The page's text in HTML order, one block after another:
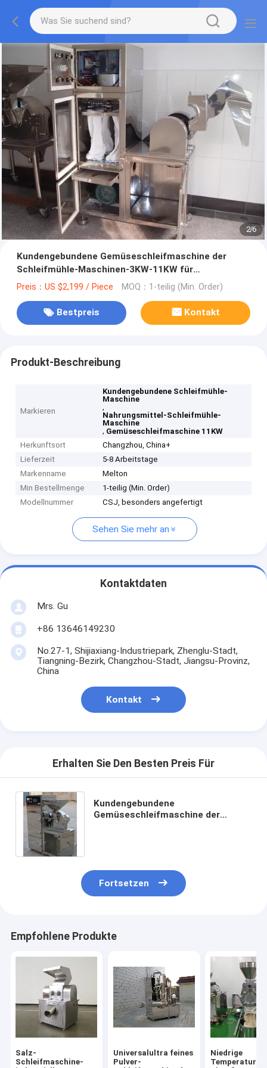
2/6
Kundengebundene Gemüseschleifmaschine der
Schleifmühle-Maschinen-3KW-11KW für
Nahrungsmittel
Preis：US $2,199 / Piece MOQ：1-teilig (Min. Order)
Bestpreis Kontakt
Produkt-Beschreibung
Markieren
Kundengebundene Schleifmühle-
Maschine
,
Nahrungsmittel-Schleifmühle-
Maschine
, Gemüseschleifmaschine 11KW
Herkunftsort
Changzhou, China+
Lieferzeit
5-8 Arbeitstage
Markenname
Melton
Min Bestellmenge
1-teilig (Min. Order)
Modellnummer
CSJ, besonders angefertigt
Sehen Sie mehr an
Kontaktdaten
Mrs. Gu
+86 13646149230
No.27-1, Shijiaxiang-Industriepark, Zhenglu-Stadt,
Tiangning-Bezirk, Changzhou-Stadt, Jiangsu-Provinz,
China
Kontakt
Erhalten Sie Den Besten Preis Für
Kundengebundene
Gemüseschleifmaschine der
Fortsetzen
Empfohlene Produkte
Salz-
Schleifmaschine-
Universalultra feines
Pulver-
Niedrige
Temperatur-